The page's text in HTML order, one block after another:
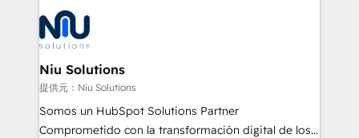
Connect with us to see how we can do better and be
better together 🏆
ERPs, e-commerce, plataformas financieras,
WhatsApp y sistemas logísticos. Nuestro equipo
multicultural trabaja en español, inglés y portugués,
uniendo visión estratégica y excelencia técnica para
generar resultados medibles. Apoyamos a empresas
de construcción, educación, tecnología, retail, e-
commerce, salud, financieras, seguros y servicios,
Niu Solutions
提供元：Niu Solutions
Somos un HubSpot Solutions Partner
Comprometido con la transformación digital de los